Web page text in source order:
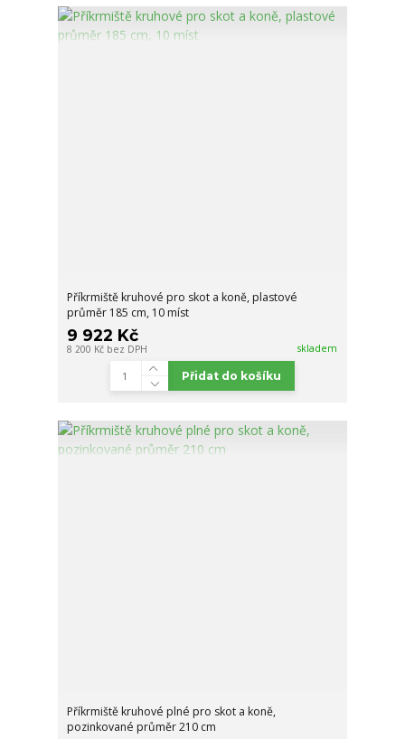
Příkrmiště kruhové pro skot a koně, plastové
průměr 185 cm, 10 míst
9 922 Kč
8 200 Kč bez DPH skladem
Přidat do košíku
Příkrmiště kruhové plné pro skot a koně,
pozinkované průměr 210 cm